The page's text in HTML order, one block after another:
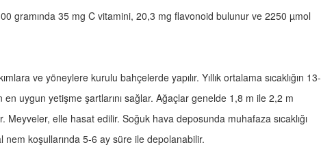
gramında 35 mg C vitamini, 20,3 mg flavonoid bulunur ve 2250 µmol
ve yöneylere kurulu bahçelerde yapılır. Yıllık ortalama sıcaklığın 13-
uygun yetişme şartlarını sağlar. Ağaçlar genelde 1,8 m ile 2,2 m
Meyveler, elle hasat edilir. Soğuk hava deposunda muhafaza sıcaklığı
koşullarında 5-6 ay süre ile depolanabilir.